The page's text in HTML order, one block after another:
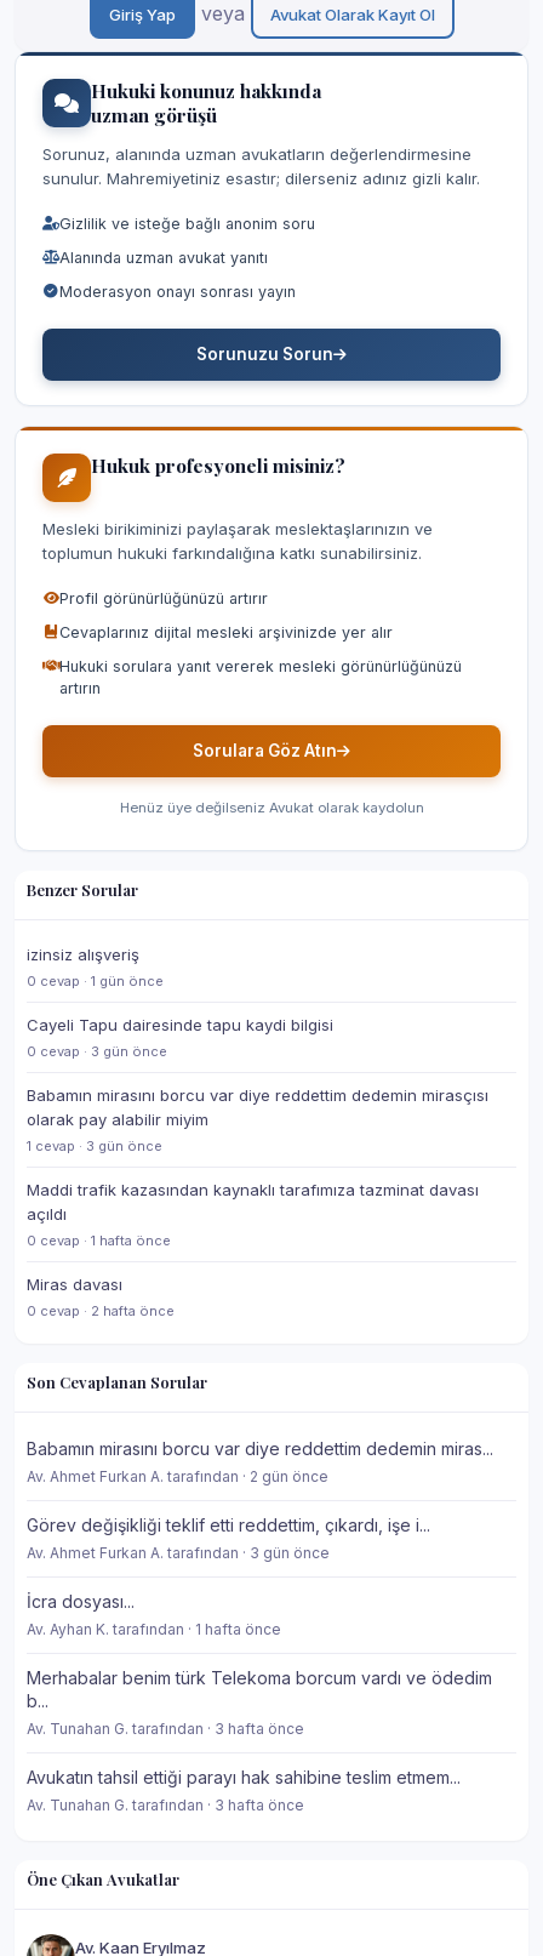
Giriş Yap veya Avukat Olarak Kayıt Ol
Hukuki konunuz hakkında
uzman görüşü
Sorunuz, alanında uzman avukatların değerlendirmesine
sunulur. Mahremiyetiniz esastır; dilerseniz adınız gizli kalır.
Gizlilik ve isteğe bağlı anonim soru
Alanında uzman avukat yanıtı
Moderasyon onayı sonrası yayın
Sorunuzu Sorun
Hukuk profesyoneli misiniz?
Mesleki birikiminizi paylaşarak meslektaşlarınızın ve
toplumun hukuki farkındalığına katkı sunabilirsiniz.
Profil görünürlüğünüzü artırır
Cevaplarınız dijital mesleki arşivinizde yer alır
Hukuki sorulara yanıt vererek mesleki görünürlüğünüzü
artırın
Sorulara Göz Atın
Henüz üye değilseniz Avukat olarak kaydolun
Benzer Sorular
izinsiz alışveriş
0 cevap · 1 gün önce
Cayeli Tapu dairesinde tapu kaydi bilgisi
0 cevap · 3 gün önce
Babamın mirasını borcu var diye reddettim dedemin mirasçısı
olarak pay alabilir miyim
1 cevap · 3 gün önce
Maddi trafik kazasından kaynaklı tarafımıza tazminat davası
açıldı
0 cevap · 1 hafta önce
Miras davası
0 cevap · 2 hafta önce
Son Cevaplanan Sorular
Babamın mirasını borcu var diye reddettim dedemin miras...
Av. Ahmet Furkan A. tarafından · 2 gün önce
Görev değişikliği teklif etti reddettim, çıkardı, işe i...
Av. Ahmet Furkan A. tarafından · 3 gün önce
İcra dosyası...
Av. Ayhan K. tarafından · 1 hafta önce
Merhabalar benim türk Telekoma borcum vardı ve ödedim
b...
Av. Tunahan G. tarafından · 3 hafta önce
Avukatın tahsil ettiği parayı hak sahibine teslim etmem...
Av. Tunahan G. tarafından · 3 hafta önce
Öne Çıkan Avukatlar
Av. Kaan Eryılmaz